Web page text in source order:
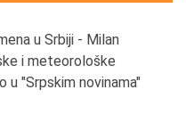
u Srbiji - Milan
i meteorološke
u "Srpskim novinama"